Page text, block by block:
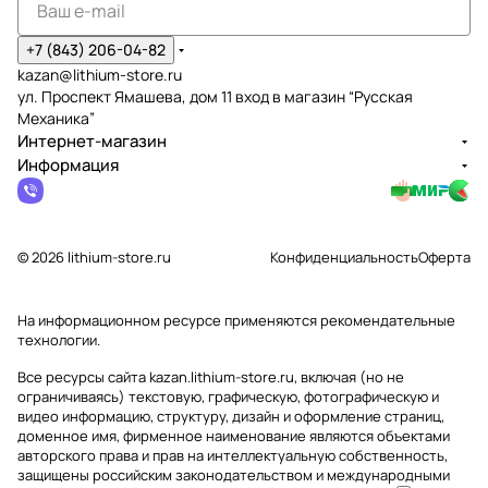
+7 (843) 206-04-82
kazan@lithium-store.ru
ул. Проспект Ямашева, дом 11 вход в магазин “Русская
Механика”
Интернет-магазин
Информация
© 2026 lithium-store.ru КонфиденциальностьОферта
На информационном ресурсе применяютсярекомендательные
технологии.
Все ресурсы сайта kazan.lithium-store.ru, включая (но не
ограничиваясь) текстовую, графическую, фотографическую и
видео информацию, структуру, дизайн и оформление страниц,
доменное имя, фирменное наименование являются объектами
авторского права и прав на интеллектуальную собственность,
защищены российским законодательством и международными